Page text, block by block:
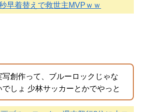
早着替えで救世主MVPｗｗ
写創作って、ブルーロックじゃな
でしょ 少林サッカーとかでやっと